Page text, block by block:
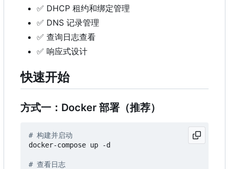
✅ DHCP 租约和绑定管理
✅ DNS 记录管理
✅ 查询日志查看
✅ 响应式设计
快速开始
方式一：Docker 部署（推荐）
# 构建并启动
docker-compose up -d
# 查看日志